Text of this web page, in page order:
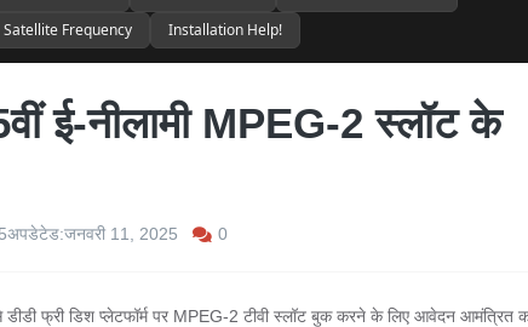
Satellite Frequency Installation Help!
ई-नीलामी MPEG-2 स्लॉट के
अपडेटेड:जनवरी 11, 2025 0
डीडी फ्री डिश प्लेटफॉर्म पर MPEG-2 टीवी स्लॉट बुक करने के लिए आवेदन आमंत्रित